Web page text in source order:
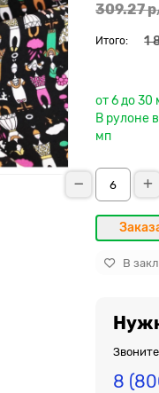
309.27 р
Итого: 1
от 6 до 30
В рулоне
мп
В
8